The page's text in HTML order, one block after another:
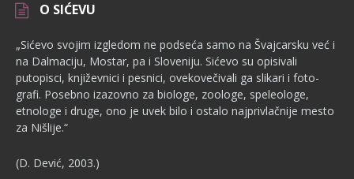
O SIĆEVU
„Sićevo svojim izgledom ne podseća samo na Švajcarsku već i
na Dalmaciju, Mostar, pa i Sloveniju. Sićevo su opisivali
putopisci, književnici i pesnici, ovekovečivali ga slikari i foto­
grafi. Posebno izazovno za biologe, zoologe, speleologe,
etnologe i dru­ge, ono je uvek bilo i ostalo najprivlačnije mesto
za Nišlije.“
(D. Dević, 2003.)